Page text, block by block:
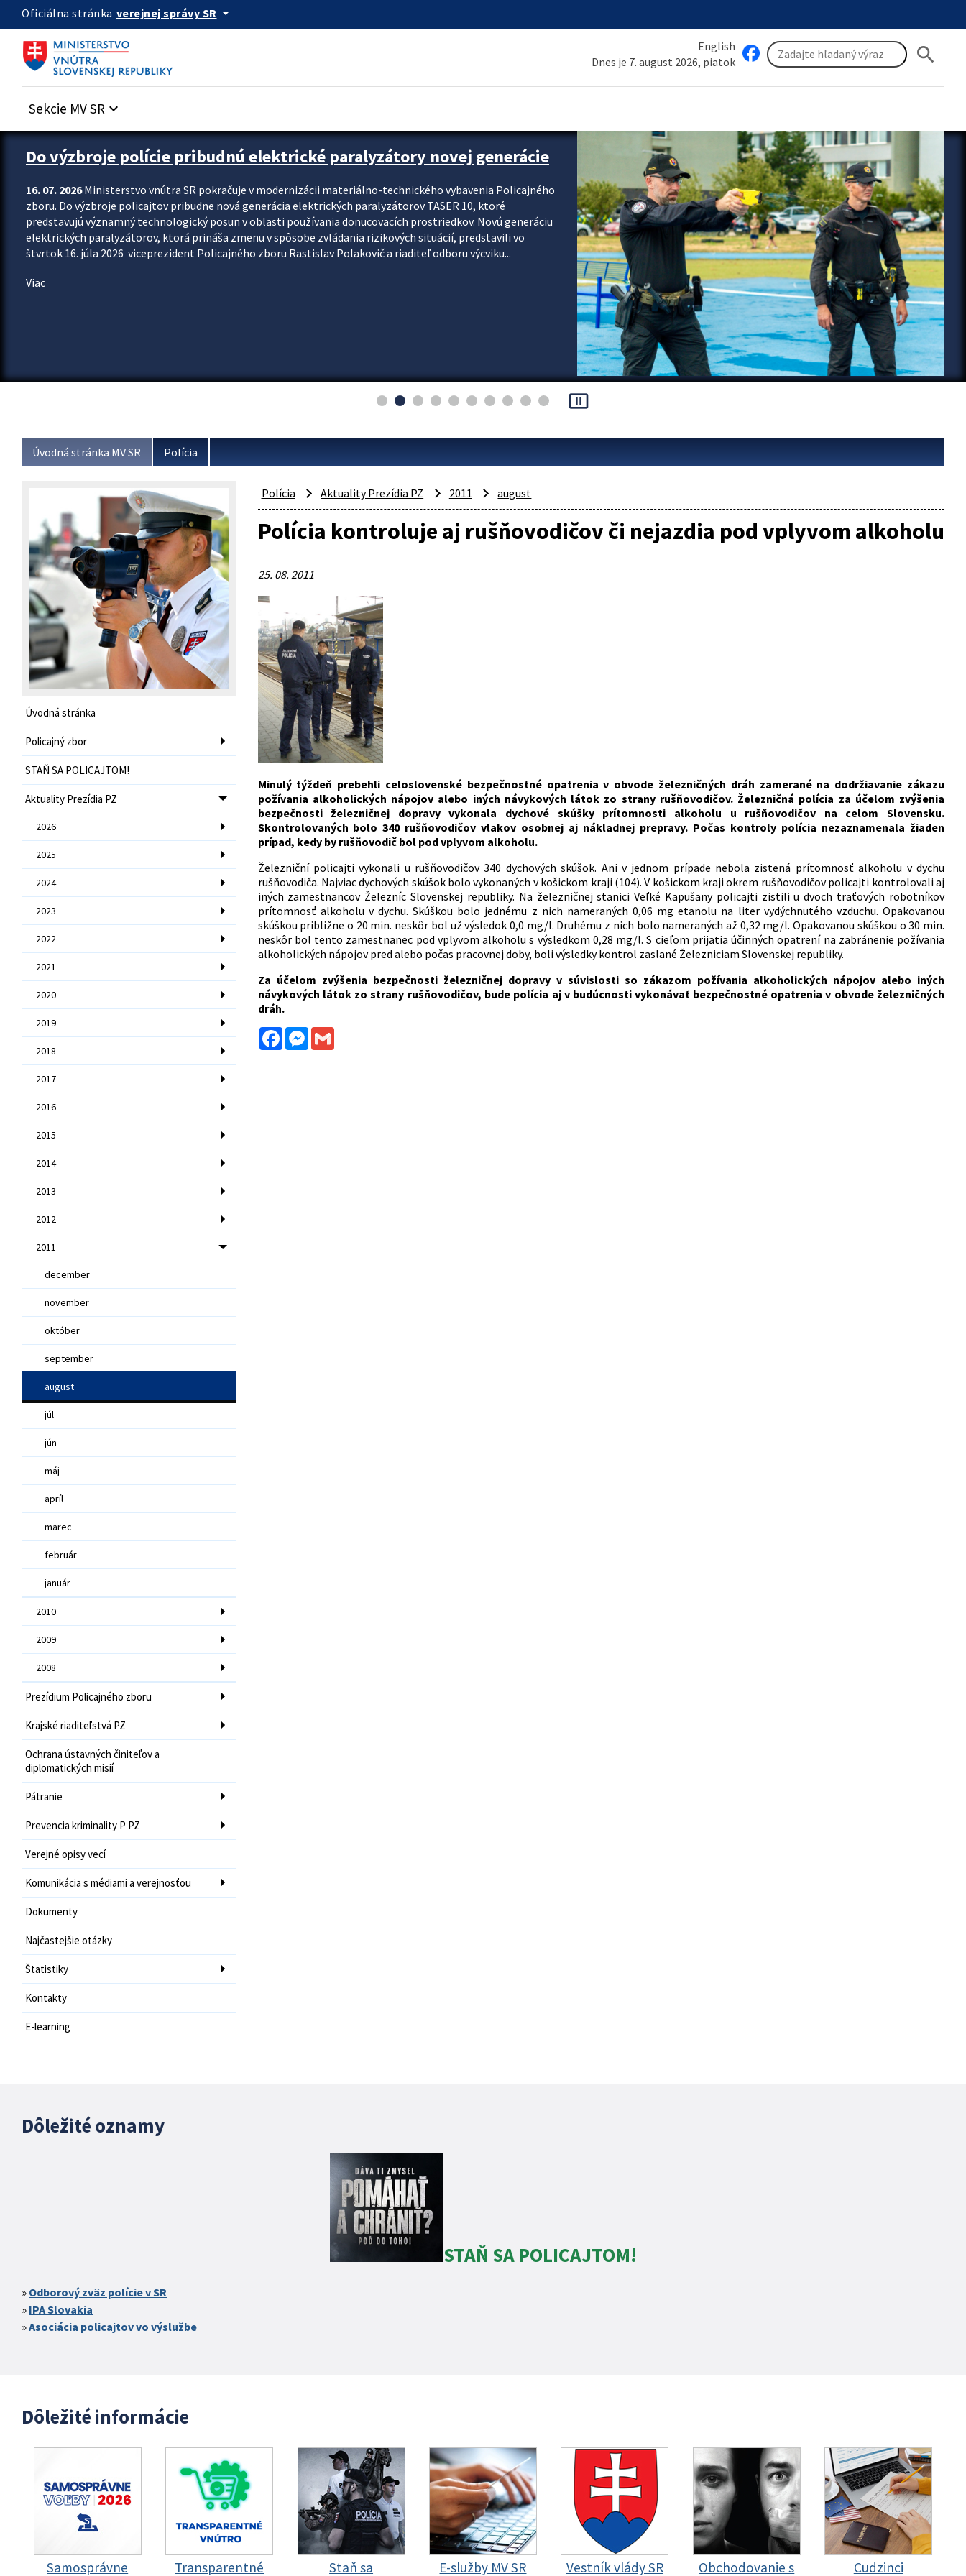
Preskocit na hlavný obsah
Oficiálna stránka verejnej správy SR arrow_drop_down
English
Dnes je 7. august 2026, piatok
search
Sekcie MV SR keyboard_arrow_down
Zastavit automatický posun upútavok
Do výzbroje polície pribudnú elektrické paralyzátory novej generácie
16. 07. 2026Ministerstvo vnútra SR pokračuje v modernizácii materiálno-technického vybavenia Policajného
zboru. Do výzbroje policajtov pribudne nová generácia elektrických paralyzátorov TASER 10, ktoré
predstavujú významný technologický posun v oblasti používania donucovacích prostriedkov. Novú generáciu
elektrických paralyzátorov, ktorá prináša zmenu v spôsobe zvládania rizikových situácií, predstavili vo
štvrtok 16. júla 2026 viceprezident Policajného zboru Rastislav Polakovič a riaditeľ odboru výcviku...
Viac
pause_presentation
Úvodná stránka MV SR Polícia
Úvodná stránka
Policajný zbor
STAŇ SA POLICAJTOM!
Aktuality Prezídia PZ
2026
2025
2024
2023
2022
2021
2020
2019
2018
2017
2016
2015
2014
2013
2012
2011
december
november
október
september
august
júl
jún
máj
apríl
marec
február
január
2010
2009
2008
Prezídium Policajného zboru
Krajské riaditeľstvá PZ
Ochrana ústavných činiteľov a
diplomatických misií
Pátranie
Prevencia kriminality P PZ
Verejné opisy vecí
Komunikácia s médiami a verejnosťou
Dokumenty
Najčastejšie otázky
Štatistiky
Kontakty
E-learning
Polícia Aktuality Prezídia PZ 2011 august
Polícia kontroluje aj rušňovodičov či nejazdia pod vplyvom alkoholu
25. 08. 2011
Minulý týždeň prebehli celoslovenské bezpečnostné opatrenia v obvode železničných dráh zamerané na dodržiavanie zákazu
požívania alkoholických nápojov alebo iných návykových látok zo strany rušňovodičov. Železničná polícia za účelom zvýšenia
bezpečnosti železničnej dopravy vykonala dychové skúšky prítomnosti alkoholu u rušňovodičov na celom Slovensku.
Skontrolovaných bolo 340 rušňovodičov vlakov osobnej aj nákladnej prepravy. Počas kontroly polícia nezaznamenala žiaden
prípad, kedy by rušňovodič bol pod vplyvom alkoholu.
Železniční policajti vykonali u rušňovodičov 340 dychových skúšok. Ani v jednom prípade nebola zistená prítomnosť alkoholu v dychu
rušňovodiča. Najviac dychových skúšok bolo vykonaných v košickom kraji (104). V košickom kraji okrem rušňovodičov policajti kontrolovali aj
iných zamestnancov Železníc Slovenskej republiky. Na železničnej stanici Veľké Kapušany policajti zistili u dvoch traťových robotníkov
prítomnosť alkoholu v dychu. Skúškou bolo jednému z nich nameraných 0,06 mg etanolu na liter vydýchnutého vzduchu. Opakovanou
skúškou približne o 20 min. neskôr bol už výsledok 0,0 mg/l. Druhému z nich bolo nameraných až 0,32 mg/l. Opakovanou skúškou o 30 min.
neskôr bol tento zamestnanec pod vplyvom alkoholu s výsledkom 0,28 mg/l. S cieľom prijatia účinných opatrení na zabránenie požívania
alkoholických nápojov pred alebo počas pracovnej doby, boli výsledky kontrol zaslané Železniciam Slovenskej republiky.
Za účelom zvýšenia bezpečnosti železničnej dopravy v súvislosti so zákazom požívania alkoholických nápojov alebo iných
návykových látok zo strany rušňovodičov, bude polícia aj v budúcnosti vykonávať bezpečnostné opatrenia v obvode železničných
dráh.
FacebookMessenger
Gmail
Dôležité oznamy
STAŇ SA POLICAJTOM!
Odborový zväz polície v SR
IPA Slovakia
Asociácia policajtov vo výslužbe
Dôležité informácie
Samosprávne
Transparentné
Staň sa
E-služby MV SR Vestník vlády SR
Obchodovanie s
Cudzinci